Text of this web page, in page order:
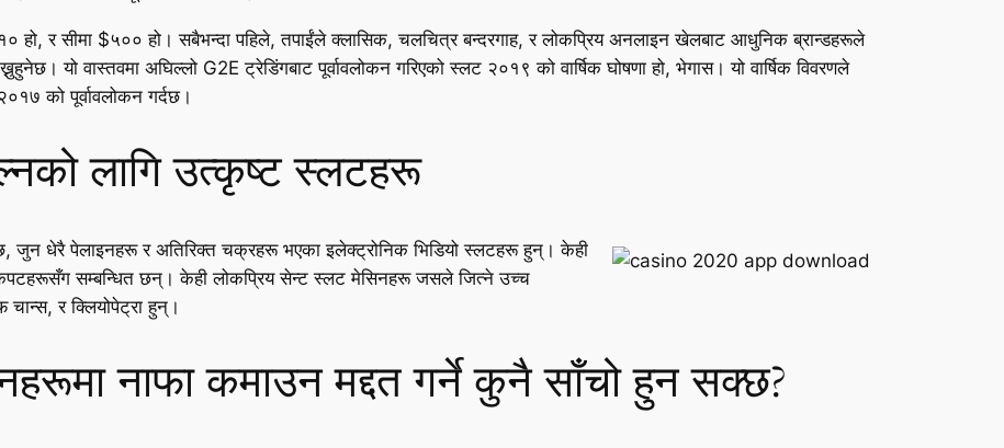
र सीमा $५०० हो। सबैभन्दा पहिले, तपाईंले क्लासिक, चलचित्र बन्दरगाह, र लोकप्रिय अनलाइन खेलबाट आधुनिक ब्रान्डहरूले
यो वास्तवमा अघिल्लो G2E ट्रेडिंगबाट पूर्वावलोकन गरिएको स्लट २०१९ को वार्षिक घोषणा हो, भेगास। यो वार्षिक विवरणले
को पूर्वावलोकन गर्दछ।
लागि उत्कृष्ट स्लटहरू
धेरै पेलाइनहरू र अतिरिक्त चक्रहरू भएका इलेक्ट्रोनिक भिडियो स्लटहरू हुन्। केही
सम्बन्धित छन्। केही लोकप्रिय सेन्ट स्लट मेसिनहरू जसले जित्ने उच्च
चान्स, र क्लियोपेट्रा हुन्।
नाफा कमाउन मद्दत गर्ने कुनै साँचो हुन सक्छ?